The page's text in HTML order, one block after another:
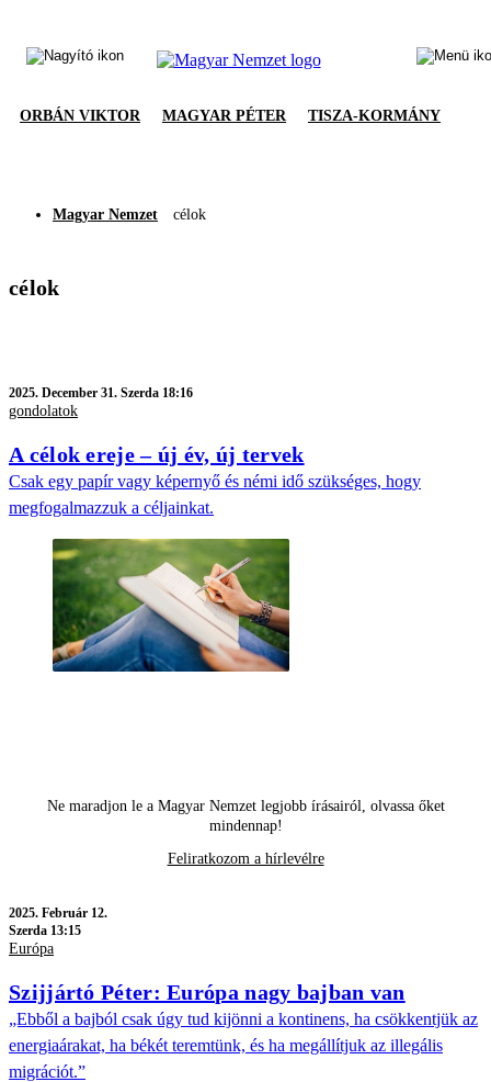
ORBÁN VIKTOR MAGYAR PÉTER TISZA-KORMÁNY
Magyar Nemzet célok
célok
2025. December 31. Szerda 18:16
gondolatok
A célok ereje – új év, új tervek
Csak egy papír vagy képernyő és némi idő szükséges, hogy
megfogalmazzuk a céljainkat.
Ne maradjon le a Magyar Nemzet legjobb írásairól, olvassa őket
mindennap!
Feliratkozom a hírlevélre
2025. Február 12.
Szerda 13:15
Európa
Szijjártó Péter: Európa nagy bajban van
„Ebből a bajból csak úgy tud kijönni a kontinens, ha csökkentjük az
energiaárakat, ha békét teremtünk, és ha megállítjuk az illegális
migrációt.”